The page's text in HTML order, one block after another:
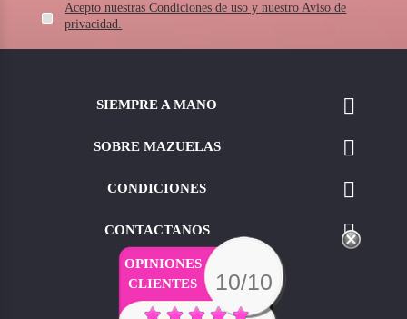
Acepto nuestras Condiciones de uso y nuestro Aviso de
privacidad.
SIEMPRE A MANO 
SOBRE MAZUELAS 
CONDICIONES 
CONTACTANOS 
OPINIONES
CLIENTES
10/10